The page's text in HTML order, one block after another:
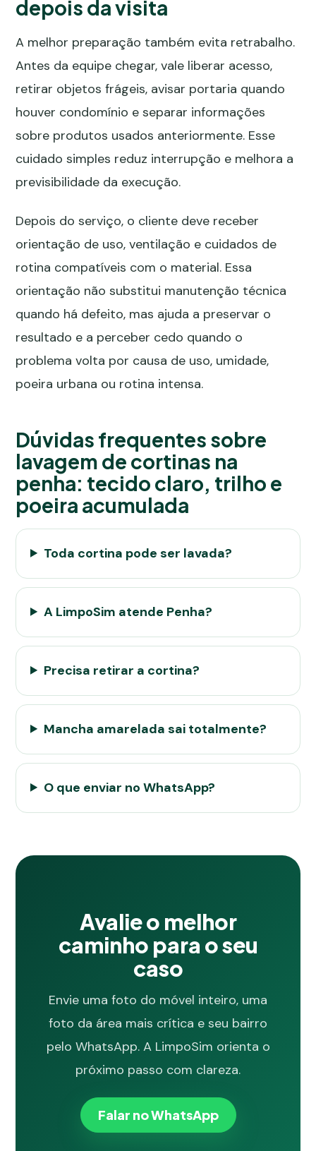
depois da visita
A melhor preparação também evita retrabalho.
Antes da equipe chegar, vale liberar acesso,
retirar objetos frágeis, avisar portaria quando
houver condomínio e separar informações
sobre produtos usados anteriormente. Esse
cuidado simples reduz interrupção e melhora a
previsibilidade da execução.
Depois do serviço, o cliente deve receber
orientação de uso, ventilação e cuidados de
rotina compatíveis com o material. Essa
orientação não substitui manutenção técnica
quando há defeito, mas ajuda a preservar o
resultado e a perceber cedo quando o
problema volta por causa de uso, umidade,
poeira urbana ou rotina intensa.
Dúvidas frequentes sobre
lavagem de cortinas na
penha: tecido claro, trilho e
poeira acumulada
Toda cortina pode ser lavada?
A LimpoSim atende Penha?
Precisa retirar a cortina?
Mancha amarelada sai totalmente?
O que enviar no WhatsApp?
Avalie o melhor
caminho para o seu
caso
Envie uma foto do móvel inteiro, uma
foto da área mais crítica e seu bairro
pelo WhatsApp. A LimpoSim orienta o
próximo passo com clareza.
Falar no WhatsApp